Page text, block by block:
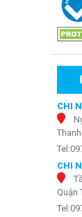
CHI
CHI
Quận